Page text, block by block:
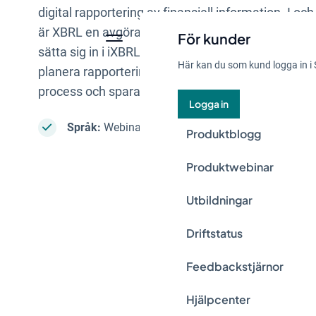
För kunder
Här kan du som kund logga in i
Logga in
Produktblogg
Produktwebinar
Utbildningar
Driftstatus
Feedbackstjärnor
Hjälpcenter
digital rapportering av finansiell information. I och
är XBRL en avgörande komponent i
sätta sig in i iXBRL och de tekniska kraven redan
planera rapporteringen på ett strategiskt sätt,
process och sparar både tid och resurser i det
Språk:Webinaret är på engelska